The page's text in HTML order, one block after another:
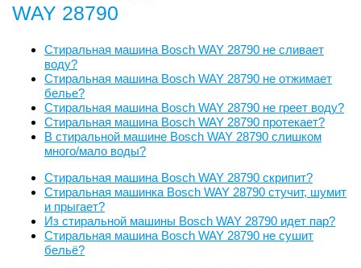
WAY 28790
Стиральная машина Bosch WAY 28790 не сливает
воду?
Стиральная машина Bosch WAY 28790 не отжимает
белье?
Стиральная машина Bosch WAY 28790 не греет воду?
Стиральная машина Bosch WAY 28790 протекает?
В стиральной машине Bosch WAY 28790 слишком
много/мало воды?
Стиральная машина Bosch WAY 28790 скрипит?
Стиральная машинка Bosch WAY 28790 стучит, шумит
и прыгает?
Из стиральной машины Bosch WAY 28790 идет пар?
Стиральная машина Bosch WAY 28790 не сушит
бельё?